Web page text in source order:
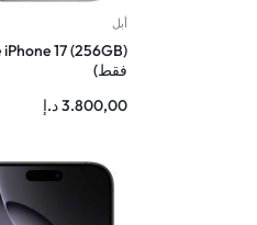
أبل
فقط)
3.800,00د.إ